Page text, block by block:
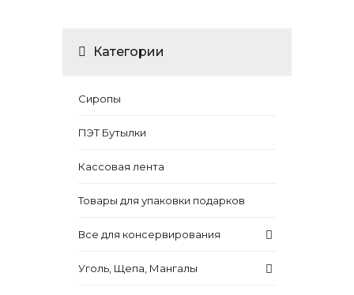
Категории
Сиропы
ПЭТ Бутылки
Кассовая лента
Товары для упаковки подарков
Все для консервирования
Уголь, Щепа, Мангалы